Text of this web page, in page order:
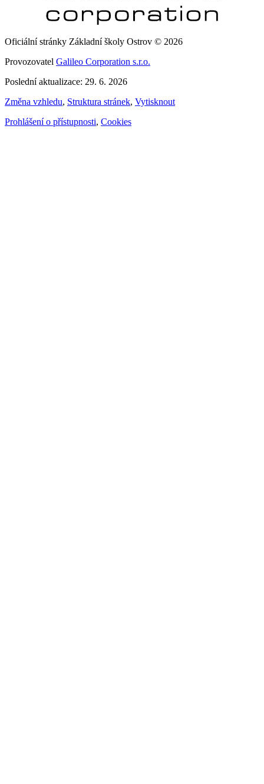
Oficiální stránky Základní školy Ostrov © 2026
Provozovatel Galileo Corporation s.r.o.
Poslední aktualizace: 29. 6. 2026
Změna vzhledu, Struktura stránek, Vytisknout
Prohlášení o přístupnosti, Cookies